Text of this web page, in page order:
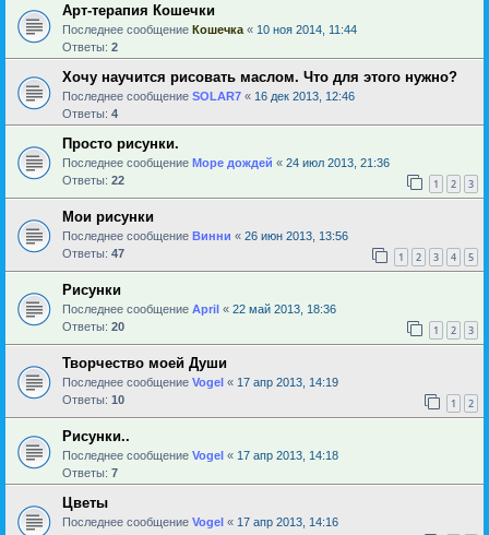
Арт-терапия Кошечки
Последнее сообщение Кошечка « 10 ноя 2014, 11:44
Ответы: 2
Хочу научится рисовать маслом. Что для этого нужно?
Последнее сообщение SOLAR7 « 16 дек 2013, 12:46
Ответы: 4
Просто рисунки.
Последнее сообщение Море дождей « 24 июл 2013, 21:36
Ответы: 22 1 2 3
Мои рисунки
Последнее сообщение Винни « 26 июн 2013, 13:56
Ответы: 47 1 2 3 4 5
Рисунки
Последнее сообщение April « 22 май 2013, 18:36
Ответы: 20 1 2 3
Творчество моей Души
Последнее сообщение Vogel « 17 апр 2013, 14:19
Ответы: 10 1 2
Рисунки..
Последнее сообщение Vogel « 17 апр 2013, 14:18
Ответы: 7
Цветы
Последнее сообщение Vogel « 17 апр 2013, 14:16